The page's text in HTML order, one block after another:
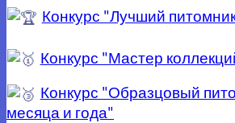
Конкурс "Лучший
Конкурс "Мастер
Конкурс "Образцовый
месяца и года"